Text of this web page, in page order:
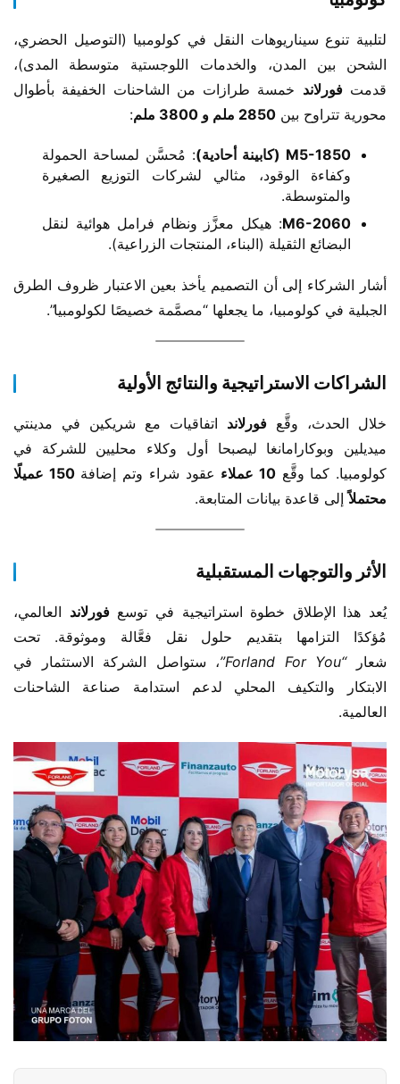
قدمت ​فورلاند
محورية تتراوح بين ​ 2850 ملم و 3800 ملم :
M5-1850 (كابينة أحادية)
: مُحسَّن لمساحة الحمولة
وكفاءة الوقود، مثالي لشركات التوزيع الصغيرة
والمتوسطة.
M6-2060: هيكل معزَّز ونظام فرامل هوائية لنقل
البضائع الثقيلة (البناء، المنتجات الزراعية).
الجبلية في كولومبيا، ما يجعلها “مصمَّمة خصيصًا لكولومبيا”.
الشراكات الاستراتيجية والنتائج الأولية
خلال الحدث، وقَّع ​ فورلاند
كولومبيا. كما وقَّع ​10 عملاء عقود شراء وتم إضافة ​
محتملاً إلى قاعدة بيانات المتابعة.
الأثر والتوجهات المستقبلية
يُعد هذا الإطلاق خطوة استراتيجية في توسع ​فورلاند
شعار “Forland For You”
العالمية.